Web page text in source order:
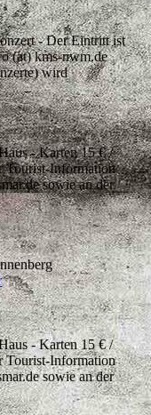
- Der Eintritt ist
(at) kms-nwm.de
wird
- Karten 15 € /
Tourist-Information
sowie an der
- Karten 15 € /
Tourist-Information
sowie an der